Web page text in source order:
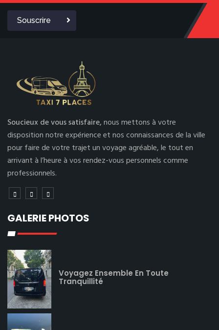
Souscrire
Soucieux de vous satisfaire,nous mettons à votre
disposition notre expérience et nos connaissances de la ville
pour faire de votre trajet un voyage agréable, le tout en
arrivant à l’heure à vos rendez-vous personnels comme
professionnels.
GALERIE PHOTOS
Voyagez Ensemble En Toute
Tranquillité